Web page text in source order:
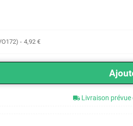
- 4,92 €
Livraison prévue